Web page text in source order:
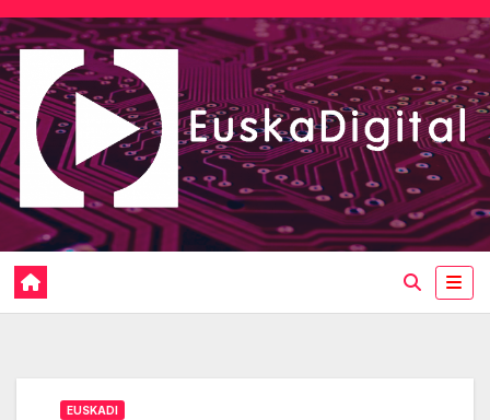
Saltar
al
contenido
EUSKADI